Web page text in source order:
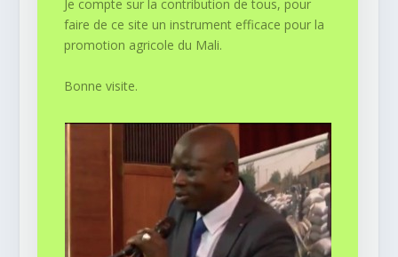
Je compte sur la contribution de tous, pour
faire de ce site un instrument efficace pour la
promotion agricole du Mali.
Bonne visite.